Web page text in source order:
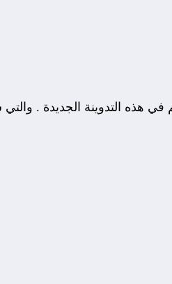
في هذه التدوينة الجديدة .